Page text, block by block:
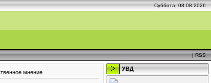
Суббота, 08.08.2026
|RSS
мнение
УВД